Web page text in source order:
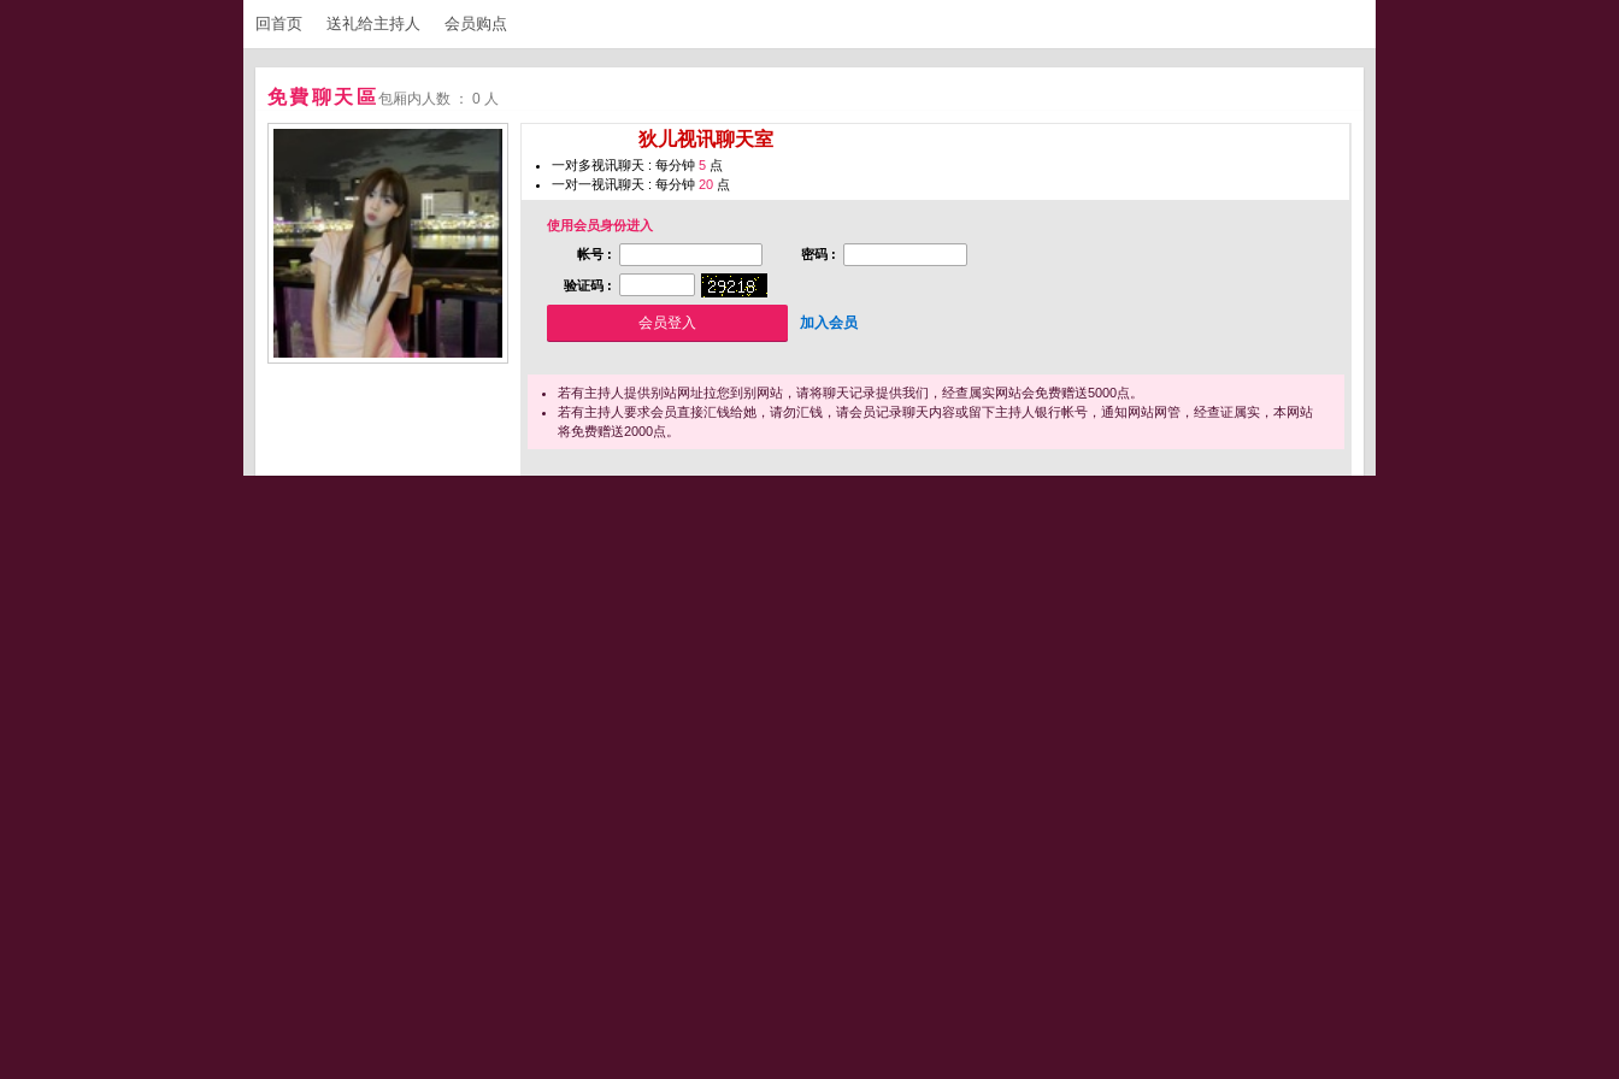
回首页 送礼给主持人 会员购点
免費聊天區包厢内人数 ： 0 人
狄儿视讯聊天室
一对多视讯聊天 : 每分钟 5 点
一对一视讯聊天 : 每分钟 20 点
使用会员身份进入
帐号 :
密码 :
验证码 :
加入会员
若有主持人提供别站网址拉您到别网站，请将聊天记录提供我们，经查属实网站会免费赠送5000点。
若有主持人要求会员直接汇钱给她，请勿汇钱，请会员记录聊天内容或留下主持人银行帐号，通知网站网管，经查证属实，本网站
将免费赠送2000点。